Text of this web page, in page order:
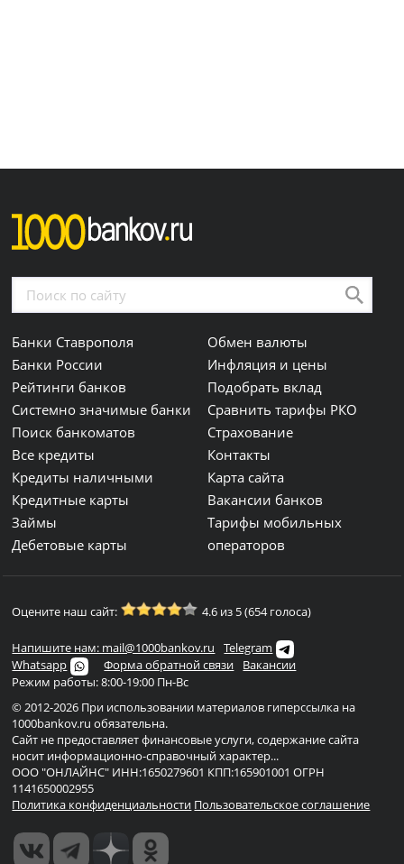
Банки Ставрополя
Банки России
Рейтинги банков
Системно значимые банки
Поиск банкоматов
Все кредиты
Кредиты наличными
Кредитные карты
Займы
Дебетовые карты
Обмен валюты
Инфляция и цены
Подобрать вклад
Сравнить тарифы РКО
Страхование
Контакты
Карта сайта
Вакансии банков
Тарифы мобильных
операторов
Оцените наш сайт: 4.6 из 5 (654 голоса)
Напишите нам: mail@1000bankov.ru
Telegram
Whatsapp
Форма обратной связи
Вакансии
Режим работы: 8:00-19:00 Пн-Вс
© 2012-2026 При использовании материалов гиперссылка на
1000bankov.ru обязательна.
Сайт не предоставляет финансовые услуги, содержание сайта
носит информационно-справочный характер...
ООО "ОНЛАЙНС" ИНН:1650279601 КПП:165901001 ОГРН
1141650002955
Политика конфиденциальности Пользовательское соглашение